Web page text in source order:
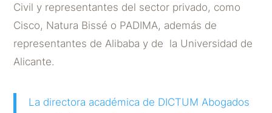
Civil y representantes del sector privado, como
Cisco, Natura Bissé o PADIMA, además de
representantes de Alibaba y de la Universidad de
Alicante.
La directora académica de DICTUM Abogados